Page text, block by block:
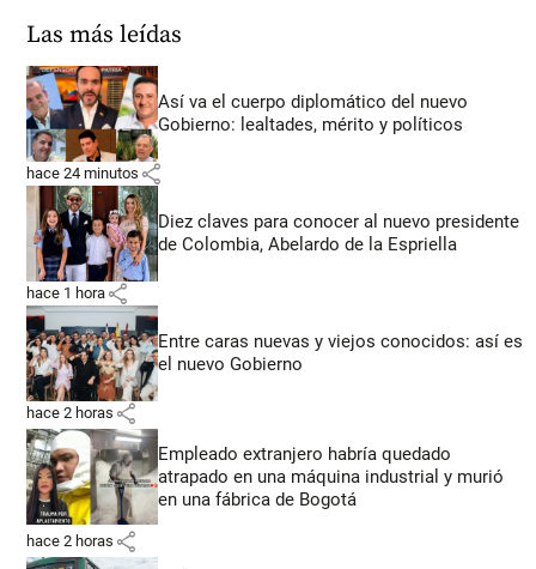
Las más leídas
Así va el cuerpo diplomático del nuevo
Gobierno: lealtades, mérito y políticos
hace 24 minutos share
Diez claves para conocer al nuevo presidente
de Colombia, Abelardo de la Espriella
hace 1 hora share
Entre caras nuevas y viejos conocidos: así es
el nuevo Gobierno
hace 2 horas share
Empleado extranjero habría quedado
atrapado en una máquina industrial y murió
en una fábrica de Bogotá
hace 2 horas share